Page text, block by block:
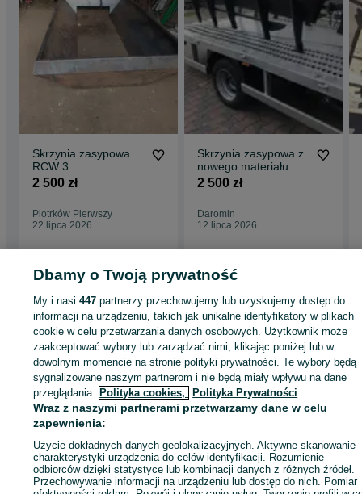
Skrzynia zasypowa
RCW 3
2 500 zł
Piotrków Pierwszy
22 lipca 2026
Skrzynia zasypowa z
nowego materiału
3mm wapniarkaRCW-
2 500 zł
Daromin
12 lipca 2026
Strona główna Rolnictwo Części do maszyn rolniczych
Części do maszyn
rolniczych - Wielkopolskie
Części do maszyn rolniczych - Września
KATEGORIA
ID:651978379 Wyświetlenia:
Zadzwoń / SMS Wyślij wiadomość
Dbamy o Twoją prywatność
My i nasi447 partnerzy przechowujemy lub uzyskujemy dostęp do
informacji na urządzeniu, takich jak unikalne identyfikatory w plikach
cookie w celu przetwarzania danych osobowych. Użytkownik może
zaakceptować wybory lub zarządzać nimi, klikając poniżej lub w
dowolnym momencie na stronie polityki prywatności. Te wybory będą
sygnalizowane naszym partnerom i nie będą miały wpływu na dane
przeglądania. Polityka cookies, Polityka Prywatności
Wraz z naszymi partnerami przetwarzamy dane w celu
zapewnienia:
Użycie dokładnych danych geolokalizacyjnych. Aktywne skanowanie
charakterystyki urządzenia do celów identyfikacji. Rozumienie
odbiorców dzięki statystyce lub kombinacji danych z różnych źródeł.
Przechowywanie informacji na urządzeniu lub dostęp do nich. Pomiar